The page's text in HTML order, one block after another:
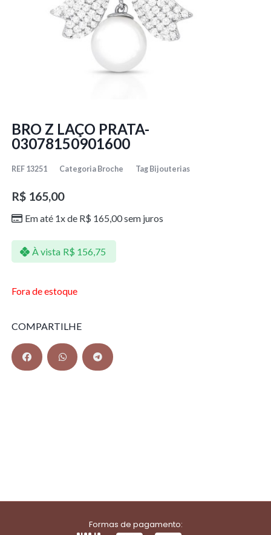
BRO Z LAÇO PRATA-
03078150901600
REF 13251 Categoria Broche Tag Bijouterias
R$165,00
Em até 1x de R$ 165,00sem juros
À vista R$ 156,75
Fora de estoque
COMPARTILHE
Formas de pagamento: